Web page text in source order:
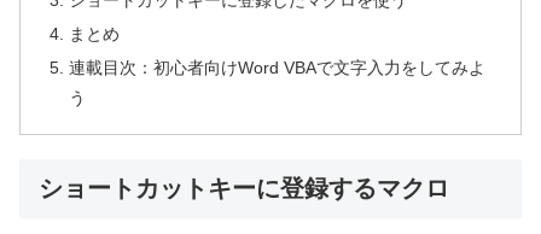
まとめ
連載目次：初心者向けWord VBAで文字入力をしてみよ
う
ショートカットキーに登録するマクロ